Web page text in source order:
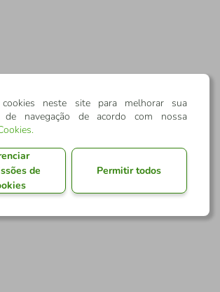
cookies neste site para melhorar sua
de navegação de acordo com nossa
.
de
Permitir todos